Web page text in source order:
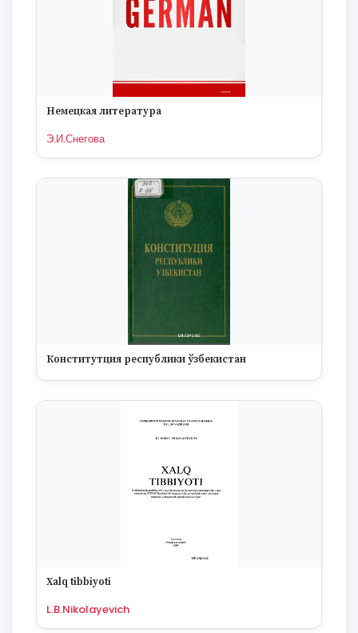
Немецкая литература
Э.И.Снегова
Конститутция республики ўзбекистан
Xalq tibbiyoti
L.B.Nikolayevich